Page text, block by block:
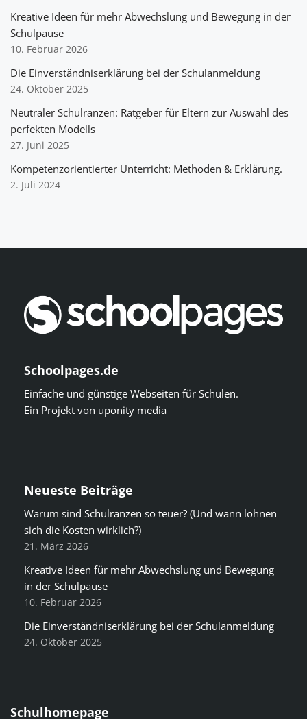
Kreative Ideen für mehr Abwechslung und Bewegung in der
Schulpause
10. Februar 2026
Die Einverständniserklärung bei der Schulanmeldung
24. Oktober 2025
Neutraler Schulranzen: Ratgeber für Eltern zur Auswahl des
perfekten Modells
27. Juni 2025
Kompetenzorientierter Unterricht: Methoden & Erklärung.
2. Juli 2024
Schoolpages.de
Einfache und günstige Webseiten für Schulen.
Ein Projekt von uponity media
Neueste Beiträge
Warum sind Schulranzen so teuer? (Und wann lohnen
sich die Kosten wirklich?)
21. März 2026
Kreative Ideen für mehr Abwechslung und Bewegung
in der Schulpause
10. Februar 2026
Die Einverständniserklärung bei der Schulanmeldung
24. Oktober 2025
Schulhomepage